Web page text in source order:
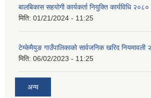
बालबिकास सहयोगी कार्यकर्ता नियुक्ति कार्यविधि २०८०
मिति: 01/21/2024 - 11:25
टेम्केमैयुङ गाउँपालिकाको सार्वजनिक खरिद नियमावली
मिति: 06/02/2023 - 11:25
अन्य